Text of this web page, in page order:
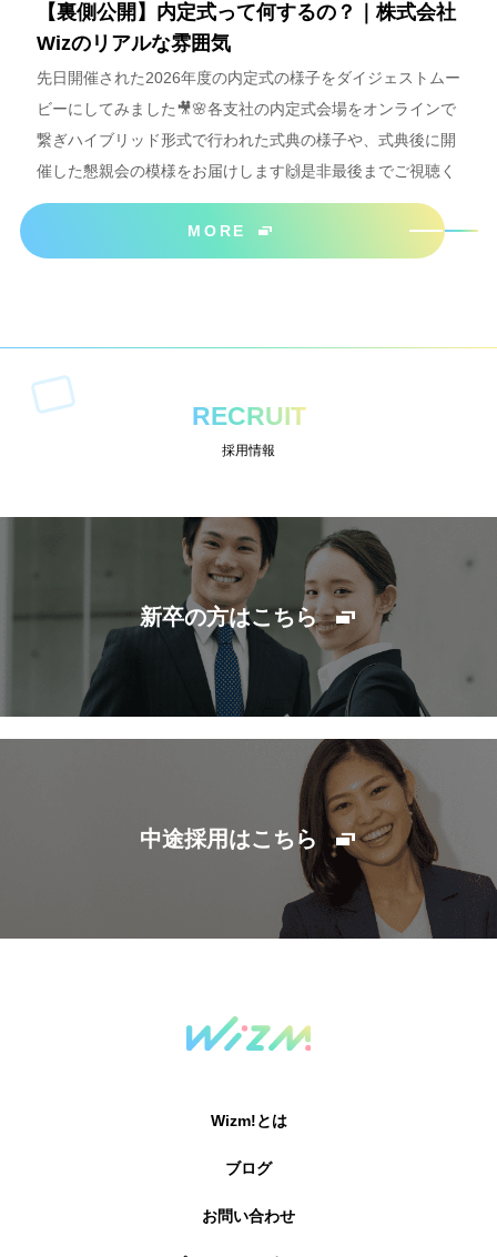
【裏側公開】内定式って何するの？｜株式会社
Wizのリアルな雰囲気
先日開催された2026年度の内定式の様子をダイジェストムー
ビーにしてみました🎥🌸各支社の内定式会場をオンラインで
繋ぎハイブリッド形式で行われた式典の様子や、式典後に開
催した懇親会の模様をお届けします🙌是非最後までご視聴く
ださいね＾＾
MORE
RECRUIT
採用情報
新卒の方はこちら
中途採用はこちら
Wizm!とは
ブログ
お問い合わせ